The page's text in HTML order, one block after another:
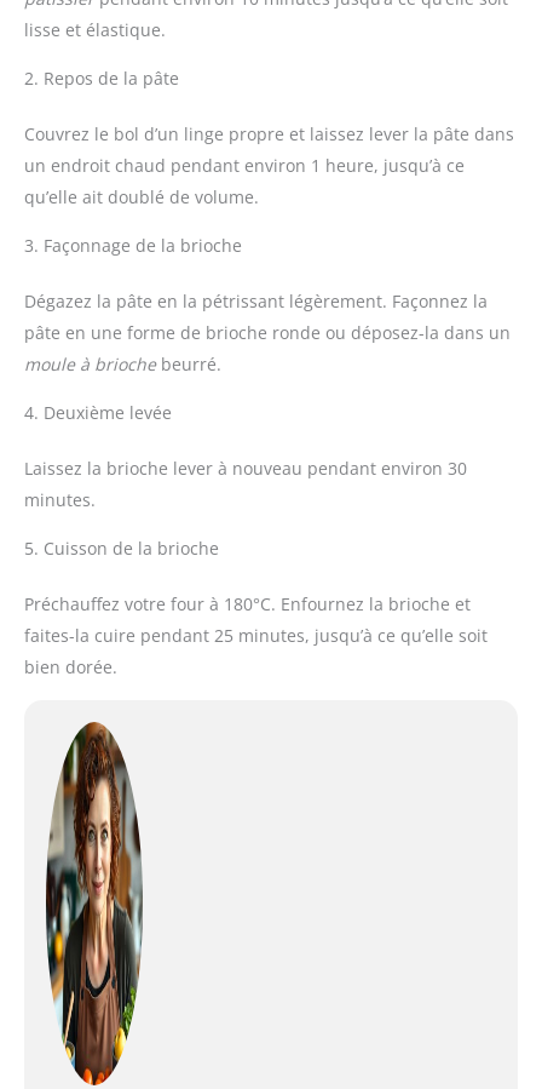
lisse et élastique.
2. Repos de la pâte
Couvrez le bol d’un linge propre et laissez lever la pâte dans
un endroit chaud pendant environ 1 heure, jusqu’à ce
qu’elle ait doublé de volume.
3. Façonnage de la brioche
Dégazez la pâte en la pétrissant légèrement. Façonnez la
pâte en une forme de brioche ronde ou déposez-la dans un
moule à briochebeurré.
4. Deuxième levée
Laissez la brioche lever à nouveau pendant environ 30
minutes.
5. Cuisson de la brioche
Préchauffez votre four à 180°C. Enfournez la brioche et
faites-la cuire pendant 25 minutes, jusqu’à ce qu’elle soit
bien dorée.